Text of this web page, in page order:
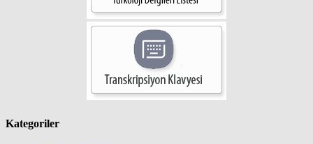
Kategoriler